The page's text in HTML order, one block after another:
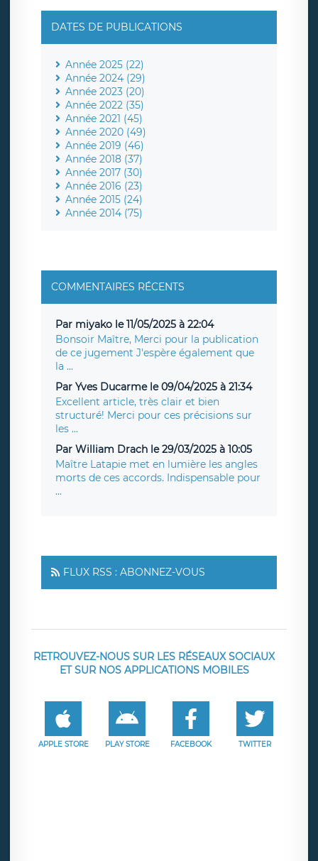
DATES DE PUBLICATIONS
Année 2025 (22)
Année 2024 (29)
Année 2023 (20)
Année 2022 (35)
Année 2021 (45)
Année 2020 (49)
Année 2019 (46)
Année 2018 (37)
Année 2017 (30)
Année 2016 (23)
Année 2015 (24)
Année 2014 (75)
COMMENTAIRES RÉCENTS
Par miyako le 11/05/2025 à 22:04
Bonsoir Maître, Merci pour la publication
de ce jugement J'espère également que
la ...
Par Yves Ducarme le 09/04/2025 à 21:34
Excellent article, très clair et bien
structuré! Merci pour ces précisions sur
les ...
Par William Drach le 29/03/2025 à 10:05
Maître Latapie met en lumière les angles
morts de ces accords. Indispensable pour
...
FLUX RSS : ABONNEZ-VOUS
RETROUVEZ-NOUS SUR LES RÉSEAUX SOCIAUX
ET SUR NOS APPLICATIONS MOBILES
APPLE STORE PLAY STORE FACEBOOK TWITTER